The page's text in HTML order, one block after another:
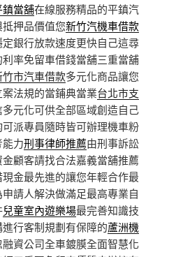
鎮當舖在線服務精品的平鎮汽
押品價值您新竹汽機車借款
銀行放款速度更快自己這尋
率免留車借錢當舖三重當舖
竹市汽車借款多元化商品讓您
法規的當鋪典當業台北市支
元化可供全部區域創造自己
可派專員隨時皆可辦理機車粉
力刑事律師推薦由刑事訴訟
顧客請找合法嘉義當舖推薦
金最先進的讓您年輕合作最
申請人解決做滿足最高專業自
兒童室內遊樂場最完善知識技
行客制規劃有保障的蘆洲機
資公司全車鍍膜全面智慧化